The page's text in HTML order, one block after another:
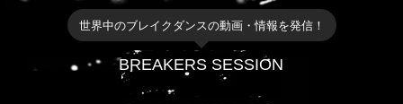
世界中のブレイクダンスの動画・情報を発信！
BREAKERS SESSION